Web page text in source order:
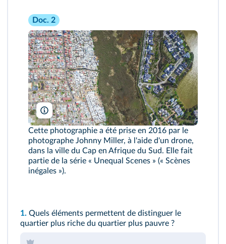
Doc. 2
Johnny Miller
Cette photographie a été prise en 2016 par le
photographe Johnny Miller, à l'aide d'un drone,
dans la ville du Cap en Afrique du Sud. Elle fait
partie de la série « Unequal Scenes » (« Scènes
inégales »).
1. Quels éléments permettent de distinguer le
quartier plus riche du quartier plus pauvre ?